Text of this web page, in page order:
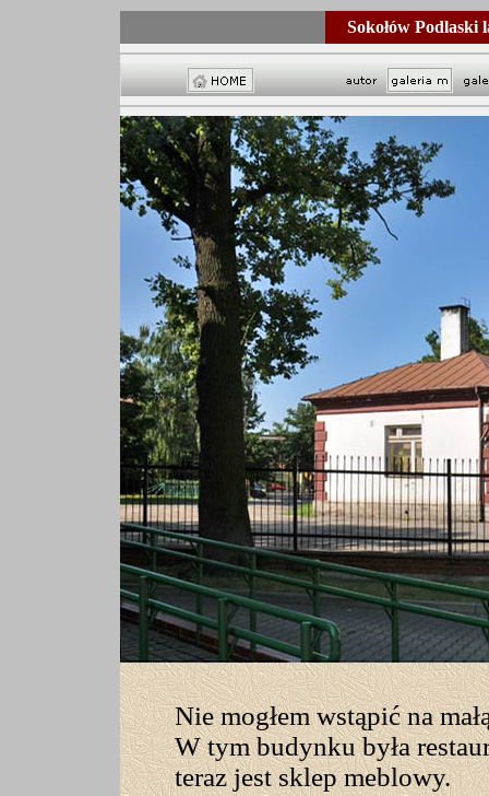
Sokołów Podlaski
Nie mogłem wstąpić na
W tym budynku była
teraz jest sklep meblowy.